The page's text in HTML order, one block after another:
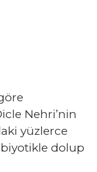
Nehri’nin
yüzlerce
dolup